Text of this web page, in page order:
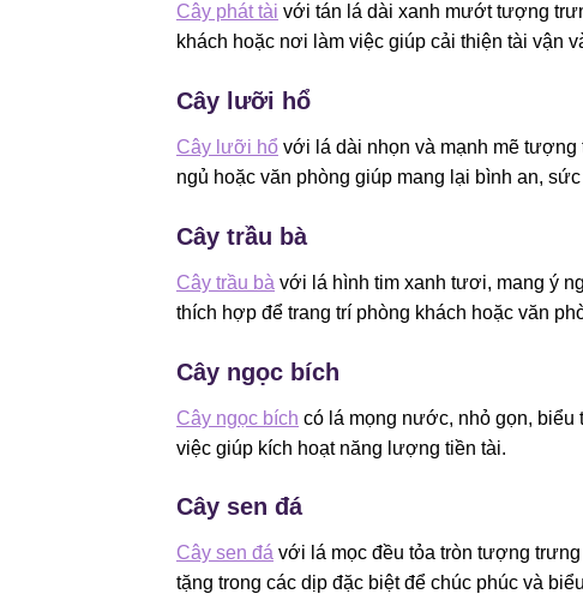
Cây phát tài với tán lá dài xanh mướt tượng
khách hoặc nơi làm việc giúp cải thiện tài vận
Cây lưỡi hổ
Cây lưỡi hổ với lá dài nhọn và mạnh mẽ
ngủ hoặc văn phòng giúp mang lại bình an,
Cây trầu bà
Cây trầu bà với lá hình tim xanh tươi, mang ý
thích hợp để trang trí phòng khách hoặc văn
Cây ngọc bích
Cây ngọc bích có lá mọng nước, nhỏ gọn,
việc giúp kích hoạt năng lượng tiền tài.
Cây sen đá
Cây sen đá với lá mọc đều tỏa tròn tượng
tặng trong các dịp đặc biệt để chúc phúc và